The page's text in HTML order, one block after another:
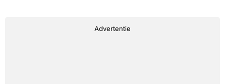
Advertentie